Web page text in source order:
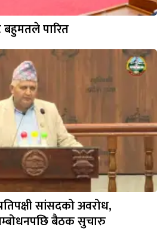
बहुमतले पारित
सांसदको अवरोध,
बैठक सुचारु